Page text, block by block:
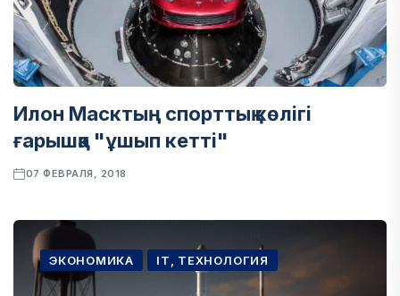
Илон Масктың спорттық көлігі
ғарышқа "ұшып кетті"
07 ФЕВРАЛЯ, 2018
ЭКОНОМИКА IT, ТЕХНОЛОГИЯ